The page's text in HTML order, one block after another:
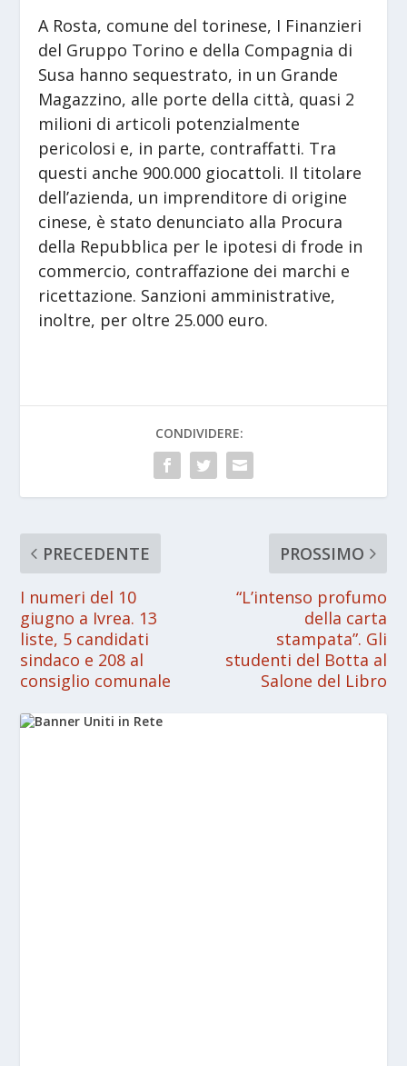
A Rosta, comune del torinese, I Finanzieri
del Gruppo Torino e della Compagnia di
Susa hanno sequestrato, in un Grande
Magazzino, alle porte della città, quasi 2
milioni di articoli potenzialmente
pericolosi e, in parte, contraffatti. Tra
questi anche 900.000 giocattoli. Il titolare
dell’azienda, un imprenditore di origine
cinese, è stato denunciato alla Procura
della Repubblica per le ipotesi di frode in
commercio, contraffazione dei marchi e
ricettazione. Sanzioni amministrative,
inoltre, per oltre 25.000 euro.
CONDIVIDERE:
PRECEDENTE
I numeri del 10
giugno a Ivrea. 13
liste, 5 candidati
sindaco e 208 al
consiglio comunale
PROSSIMO
“L’intenso profumo
della carta
stampata”. Gli
studenti del Botta al
Salone del Libro